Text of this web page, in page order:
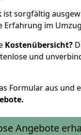
ist sorgfältig
Erfahrung im
Kostenübersicht?
und
Formular aus und
Angebote